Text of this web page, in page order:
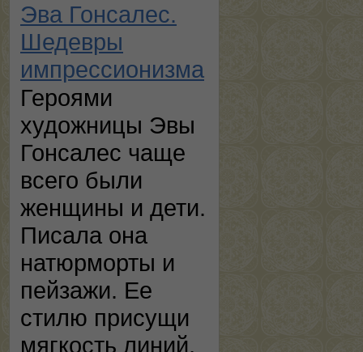
Эва Гонсалес.
Шедевры
импрессионизма
Героями
художницы Эвы
Гонсалес чаще
всего были
женщины и дети.
Писала она
натюрморты и
пейзажи. Ее
стилю присущи
мягкость линий,